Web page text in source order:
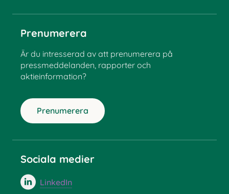
Prenumerera
Är du intresserad av att prenumerera på
pressmeddelanden, rapporter och
aktieinformation?
Prenumerera
Sociala medier
LinkedIn